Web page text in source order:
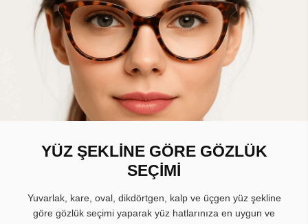
YÜZ ŞEKLİNE GÖRE GÖZLÜK
SEÇİMİ
Yuvarlak, kare, oval, dikdörtgen, kalp ve üçgen yüz şekline
göre gözlük seçimi yaparak yüz hatlarınıza en uygun ve